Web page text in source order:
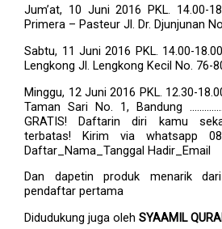
Jum’at, 10 Juni 2016
PKL. 14.00-
Primera – Pasteur Jl. Dr. Djunjunan
Sabtu, 11 Juni 2016 PKL. 14.00-
Lengkong Jl. Lengkong Kecil No. 76-
Minggu, 12 Juni 2016 PKL. 12.30-
Taman Sari No. 1, Bandung
GRATIS!
Daftarin diri kamu
terbatas!
Kirim via whatsapp
Daftar_Nama_Tanggal Hadir_Email
Dan dapetin produk menarik
pendaftar pertama
Didudukung juga olehSYAAMIL